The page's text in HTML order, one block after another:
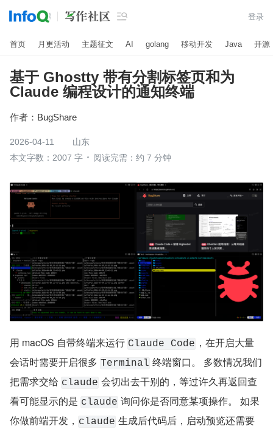
 登录
首页 月更活动 主题征文 AI golang 移动开发 Java 开源
基于 Ghostty 带有分割标签页和为
Claude 编程设计的通知终端
作者： BugShare
2026-04-11
山东
本文字数：2007 字
阅读完需：约 7 分钟
用 macOS 自带终端来运行 Claude Code ，在开启大量
会话时需要开启很多 Terminal 终端窗口。 多数情况我们
把需求交给 claude 会切出去干别的，等过许久再返回查
看可能显示的是 claude 询问你是否同意某项操作。 如果
你做前端开发， claude 生成后代码后，启动预览还需要